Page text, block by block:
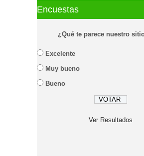
Encuestas
¿Qué te parece nuestro
Excelente
Muy bueno
Bueno
Ver Resultados